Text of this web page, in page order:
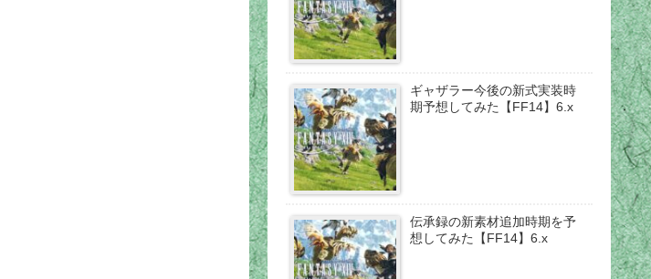
ギャザラー今後の新式実装時
期予想してみた【FF14】6.x
伝承録の新素材追加時期を予
想してみた【FF14】6.x